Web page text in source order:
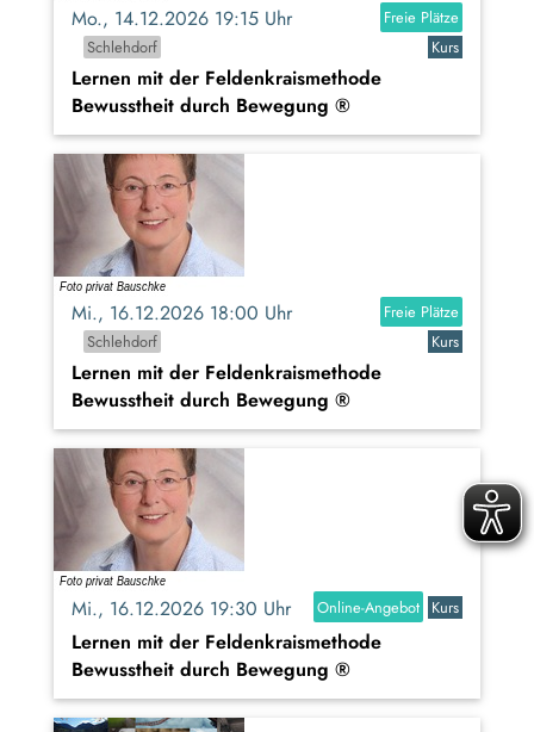
Mo., 14.12.2026 19:15 Uhr
Freie Plätze
Schlehdorf
Kurs
Lernen mit der Feldenkraismethode
Bewusstheit durch Bewegung ®
Mi., 16.12.2026 18:00 Uhr
Freie Plätze
Schlehdorf
Kurs
Lernen mit der Feldenkraismethode
Bewusstheit durch Bewegung ®
Mi., 16.12.2026 19:30 Uhr Online-Angebot Kurs
Lernen mit der Feldenkraismethode
Bewusstheit durch Bewegung ®